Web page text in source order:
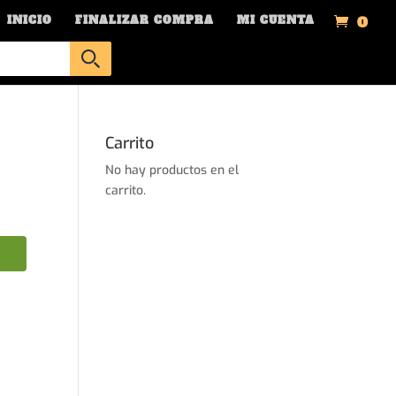
INICIO FINALIZAR COMPRA MI CUENTA 0
Carrito
No hay productos en el
carrito.